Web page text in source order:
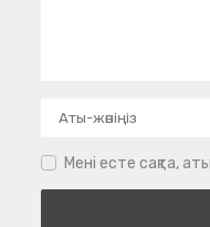
Мені есте сақта,